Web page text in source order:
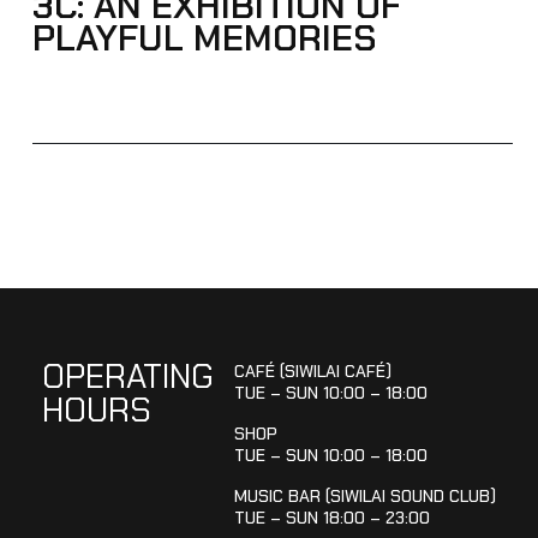
PLAYFUL MEMORIES
OPERATING
HOURS
CAFÉ (SIWILAI CAFÉ)
TUE – SUN 10:00 – 18:00
SHOP
TUE – SUN 10:00 – 18:00
MUSIC BAR (SIWILAI SOUND CLUB)
TUE – SUN 18:00 – 23:00